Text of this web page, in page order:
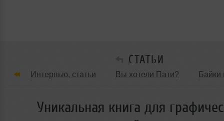
СТАТЬИ
Интервью, статьи Вы хотели Пати? Байки
Танцевальные стили Обзоры Вечеринок и
Уникальная книга для